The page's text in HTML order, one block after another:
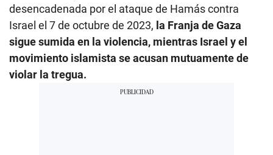
desencadenada por el ataque de Hamás contra
Israel el 7 de octubre de 2023, la Franja de Gaza
sigue sumida en la violencia, mientras Israel y el
movimiento islamista se acusan mutuamente de
violar la tregua.